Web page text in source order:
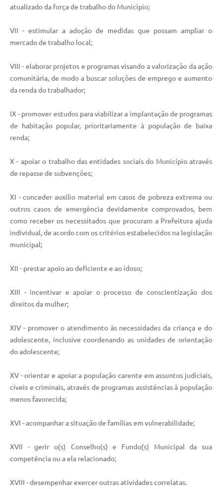
atualizado da força de trabalho do Município;
VII - estimular a adoção de medidas que possam ampliar o
mercado de trabalho local;
VIII - elaborar projetos e programas visando a valorização da ação
comunitária, de modo a buscar soluções de emprego e aumento
da renda do trabalhador;
IX - promover estudos para viabilizar a implantação de programas
de habitação popular, prioritariamente à população de baixa
renda;
X - apoiar o trabalho das entidades sociais do Município através
de repasse de subvenções;
XI - conceder auxílio material em casos de pobreza extrema ou
outros casos de emergência devidamente comprovados, bem
como receber os necessitados que procuram a Prefeitura ajuda
individual, de acordo com os critérios estabelecidos na legislação
municipal;
XII - prestar apoio ao deficiente e ao idoso;
XIII - incentivar e apoiar o processo de conscientização dos
direitos da mulher;
XIV - promover o atendimento às necessidades da criança e do
adolescente, inclusive coordenando as unidades de orientação
do adolescente;
XV - orientar e apoiar a população carente em assuntos judiciais,
cíveis e criminais, através de programas assistências à população
menos favorecida;
XVI - acompanhar a situação de famílias em vulnerabilidade;
XVII - gerir o(s) Conselho(s) e Fundo(s) Municipal da sua
competência ou a ela relacionado;
XVIII - desempenhar exercer outras atividades correlatas.